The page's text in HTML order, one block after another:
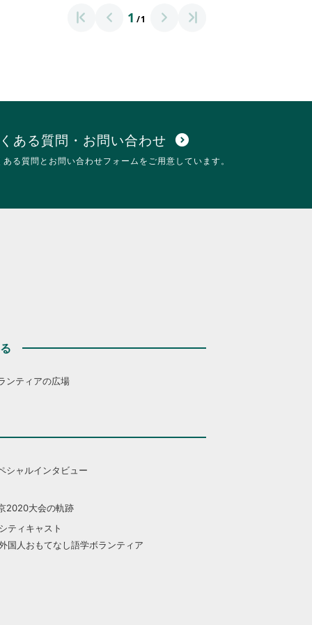
1 /1
ある質問・お問い合わせ expand_circle_down
ある質問とお問い合わせフォームをご用意しています。
ンティアの広場
シャルインタビュー
2020大会の軌跡
シティキャスト
国人おもてなし語学ボランティア